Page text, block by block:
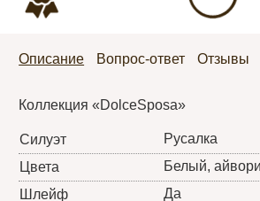
Описание Вопрос-ответ Отзывы
Коллекция «DolceSposa»
Силуэт
Русалка
Цвета
Белый, айвори
Шлейф
Да